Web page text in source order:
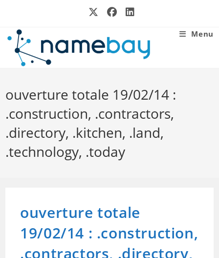
Menu
ouverture totale 19/02/14 :
.construction, .contractors,
.directory, .kitchen, .land,
.technology, .today
ouverture totale
19/02/14 : .construction,
.contractors, .directory,